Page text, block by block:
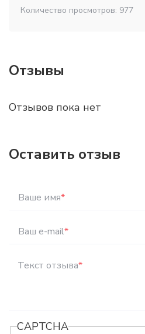
Количество просмотров: 977
Отзывы
Отзывов пока нет
Оставить отзыв
Ваше имя*
Ваш e-mail*
Текст отзыва*
CAPTCHA